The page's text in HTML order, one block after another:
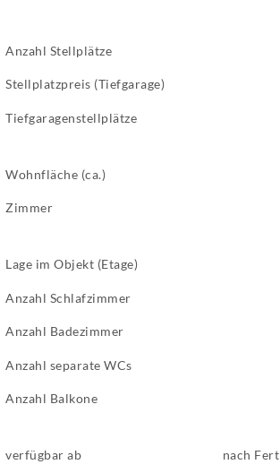
Anzahl Stellplätze
Stellplatzpreis (Tiefgarage)
Tiefgaragenstellplätze
Wohnfläche (ca.)
Zimmer
Lage im Objekt (Etage)
Anzahl Schlafzimmer
Anzahl Badezimmer
Anzahl separate WCs
Anzahl Balkone
verfügbar ab nach